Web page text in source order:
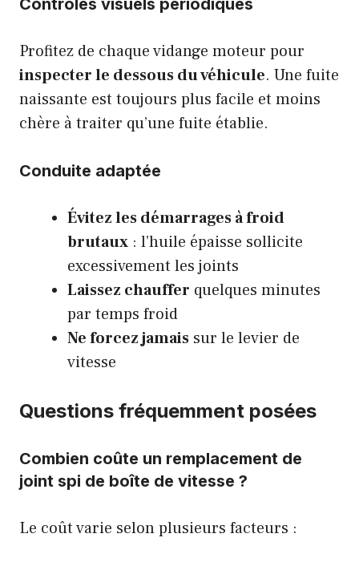
Contrôles visuels périodiques
Profitez de chaque vidange moteur pour
inspecter le dessous du véhicule. Une fuite
naissante est toujours plus facile et moins
chère à traiter qu’une fuite établie.
Conduite adaptée
Évitez les démarrages à froid
brutaux : l’huile épaisse sollicite
excessivement les joints
Laissez chauffer quelques minutes
par temps froid
Ne forcez jamais sur le levier de
vitesse
Questions fréquemment posées
Combien coûte un remplacement de
joint spi de boîte de vitesse ?
Le coût varie selon plusieurs facteurs :